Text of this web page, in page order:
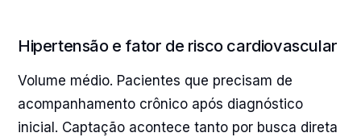
Hipertensão e fator de risco cardiovascular
Volume médio. Pacientes que precisam de
acompanhamento crônico após diagnóstico
inicial. Captação acontece tanto por busca direta